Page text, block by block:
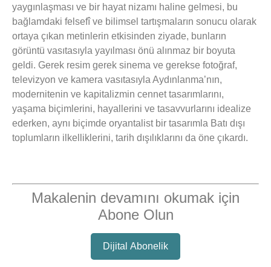
yaygınlaşması ve bir hayat nizamı haline gelmesi, bu
bağlamdaki felsefî ve bilimsel tartışmaların sonucu olarak
ortaya çıkan metinlerin etkisinden ziyade, bunların
görüntü vasıtasıyla yayılması önü alınmaz bir boyuta
geldi. Gerek resim gerek sinema ve gerekse fotoğraf,
televizyon ve kamera vasıtasıyla Aydınlanma’nın,
modernitenin ve kapitalizmin cennet tasarımlarını,
yaşama biçimlerini, hayallerini ve tasavvurlarını idealize
ederken, aynı biçimde oryantalist bir tasarımla Batı dışı
toplumların ilkelliklerini, tarih dışılıklarını da öne çıkardı.
Makalenin devamını okumak için
Abone Olun
Dijital Abonelik